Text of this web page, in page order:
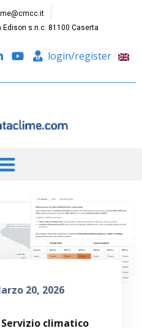
Edison s.n.c. 81100 Caserta
login/register
20, 2026
climatico